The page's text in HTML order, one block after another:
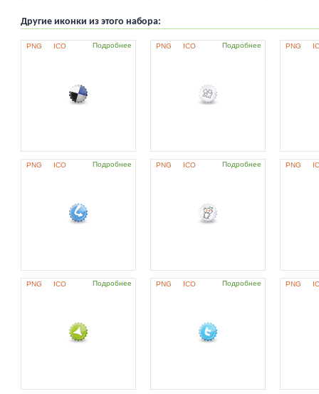
Другие иконки из этого набора:
PNG ICO Подробнее PNG ICO Подробнее PNG
PNG ICO Подробнее PNG ICO Подробнее PNG
PNG ICO Подробнее PNG ICO Подробнее PNG